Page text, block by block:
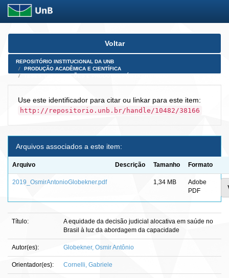
Skip
Voltar
REPOSITÓRIO INSTITUCIONAL DA UNB
PRODUÇÃO ACADÊMICA E CIENTÍFICA
Use este identificador para citar ou linkar para este item:
http://repositorio.unb.br/handle/10482/38166
Arquivos associados a este item:
Arquivo Descrição Tamanho Formato
2019_OsmirAntonioGlobekner.pdf 1,34 MB
Adobe
PDF
Título:
A equidade da decisão judicial alocativa em saúde no
Brasil à luz da abordagem da capacidade
Autor(es): Globekner, Osmir Antônio
Orientador(es): Cornelli, Gabriele